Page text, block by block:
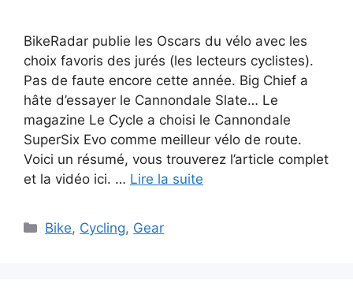
BikeRadar publie les Oscars du vélo avec les
choix favoris des jurés (les lecteurs cyclistes).
Pas de faute encore cette année. Big Chief a
hâte d’essayer le Cannondale Slate… Le
magazine Le Cycle a choisi le Cannondale
SuperSix Evo comme meilleur vélo de route.
Voici un résumé, vous trouverez l’article complet
et la vidéo ici. … Lire la suite
Catégories
Bike, Cycling, Gear